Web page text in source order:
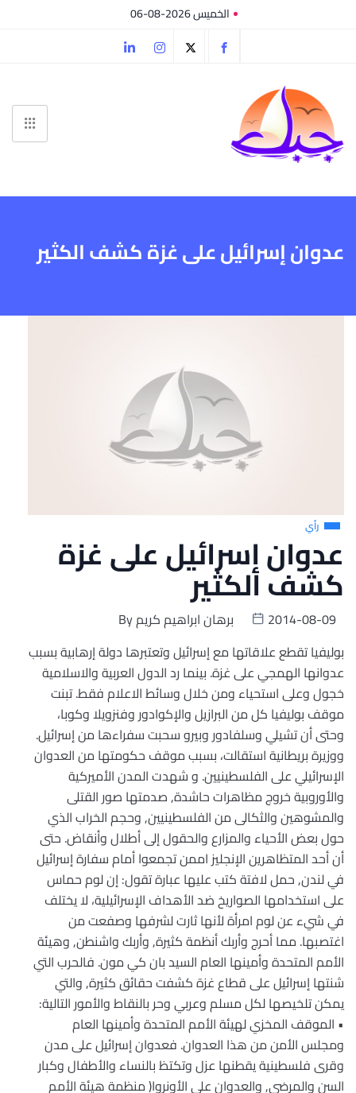
الخميس 2026-08-06
عدوان إسرائيل على غزة كشف الكثير
رأي
عدوان إسرائيل على غزة
كشف الكثير
Byبرهان ابراهيم كريم
2014-08-09
بوليفيا تقطع علاقاتها مع إسرائيل وتعتبرها دولة إرهابية بسبب
عدوانها الهمجي على غزة. بينما رد الدول العربية والاسلامية
خجول وعلى استحياء ومن خلال وسائط الاعلام فقط. تبنت
موقف بوليفيا كل من البرازيل والإكوادور وفنزويلا وكوبا،
وحتى أن تشيلي وسلفادور وبيرو سحبت سفراءها من إسرائيل.
ووزيرة بريطانية استقالت، بسبب موقف حكومتها من العدوان
الإسرائيلي على الفلسطينيين. و شهدت المدن الأميركية
والأوروبية خروج مظاهرات حاشدة, صدمتها صور القتلى
والمشوهين والثكالى من الفلسطينيين, وحجم الخراب الذي
حول بعض الأحياء والمزارع والحقول إلى أطلال وأنقاض. حتى
أن أحد المتظاهرين الإنجليز اممن تجمعوا أمام سفارة إسرائيل
في لندن, حمل لافتة كتب عليها عبارة تقول: إن لوم حماس
على استخدامها الصواريخ ضد الأهداف الإسرائيلية، لا يختلف
في شيء عن لوم امرأة لأنها ثارت لشرفها وصفعت من
اغتصبها. مما أحرج وأربك أنظمة كثيرة, وأربك واشنطن, وهيئة
الأمم المتحدة وأمينها العام السيد بان كي مون. فالحرب التي
شنتها إسرائيل على قطاع غزة كشفت حقائق كثيرة, والتي
يمكن تلخيصها لكل مسلم وعربي وحر بالنقاط والأمور التالية:
• الموقف المخزي لهيئة الأمم المتحدة وأمينها العام
ومجلس الأمن من هذا العدوان. فعدوان إسرائيل على مدن
وقرى فلسطينية يقطنها عزل وتكتظ بالنساء والأطفال وكبار
السن والمرضى, والعدوان على الأونروا( منظمة هيئة الأمم